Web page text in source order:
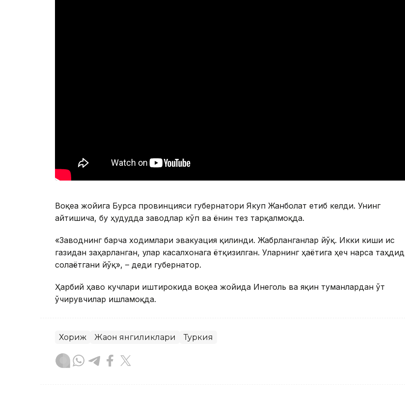
Воқеа жойига Бурса провинцияси губернатори Якуп Жанболат етиб келди. Унинг
айтишича, бу ҳудудда заводлар кўп ва ёнғин тез тарқалмоқда.
«Заводнинг барча ходимлари эвакуация қилинди. Жабрланганлар йўқ. Икки киши ис
газидан заҳарланган, улар касалхонага ётқизилган. Уларнинг ҳаётига ҳеч нарса таҳдид
солаётгани йўқ», – деди губернатор.
Ҳарбий ҳаво кучлари иштирокида воқеа жойида Инеголь ва яқин туманлардан ўт
ўчирувчилар ишламоқда.
Хориж Жаҳон янгиликлари Туркия